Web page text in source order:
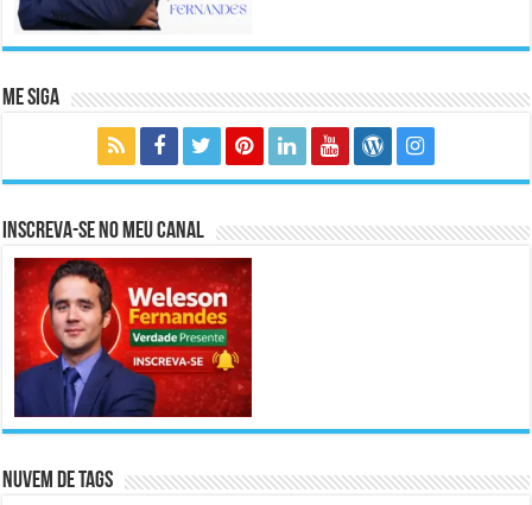
Me Siga
Inscreva-se no meu canal
Nuvem de Tags